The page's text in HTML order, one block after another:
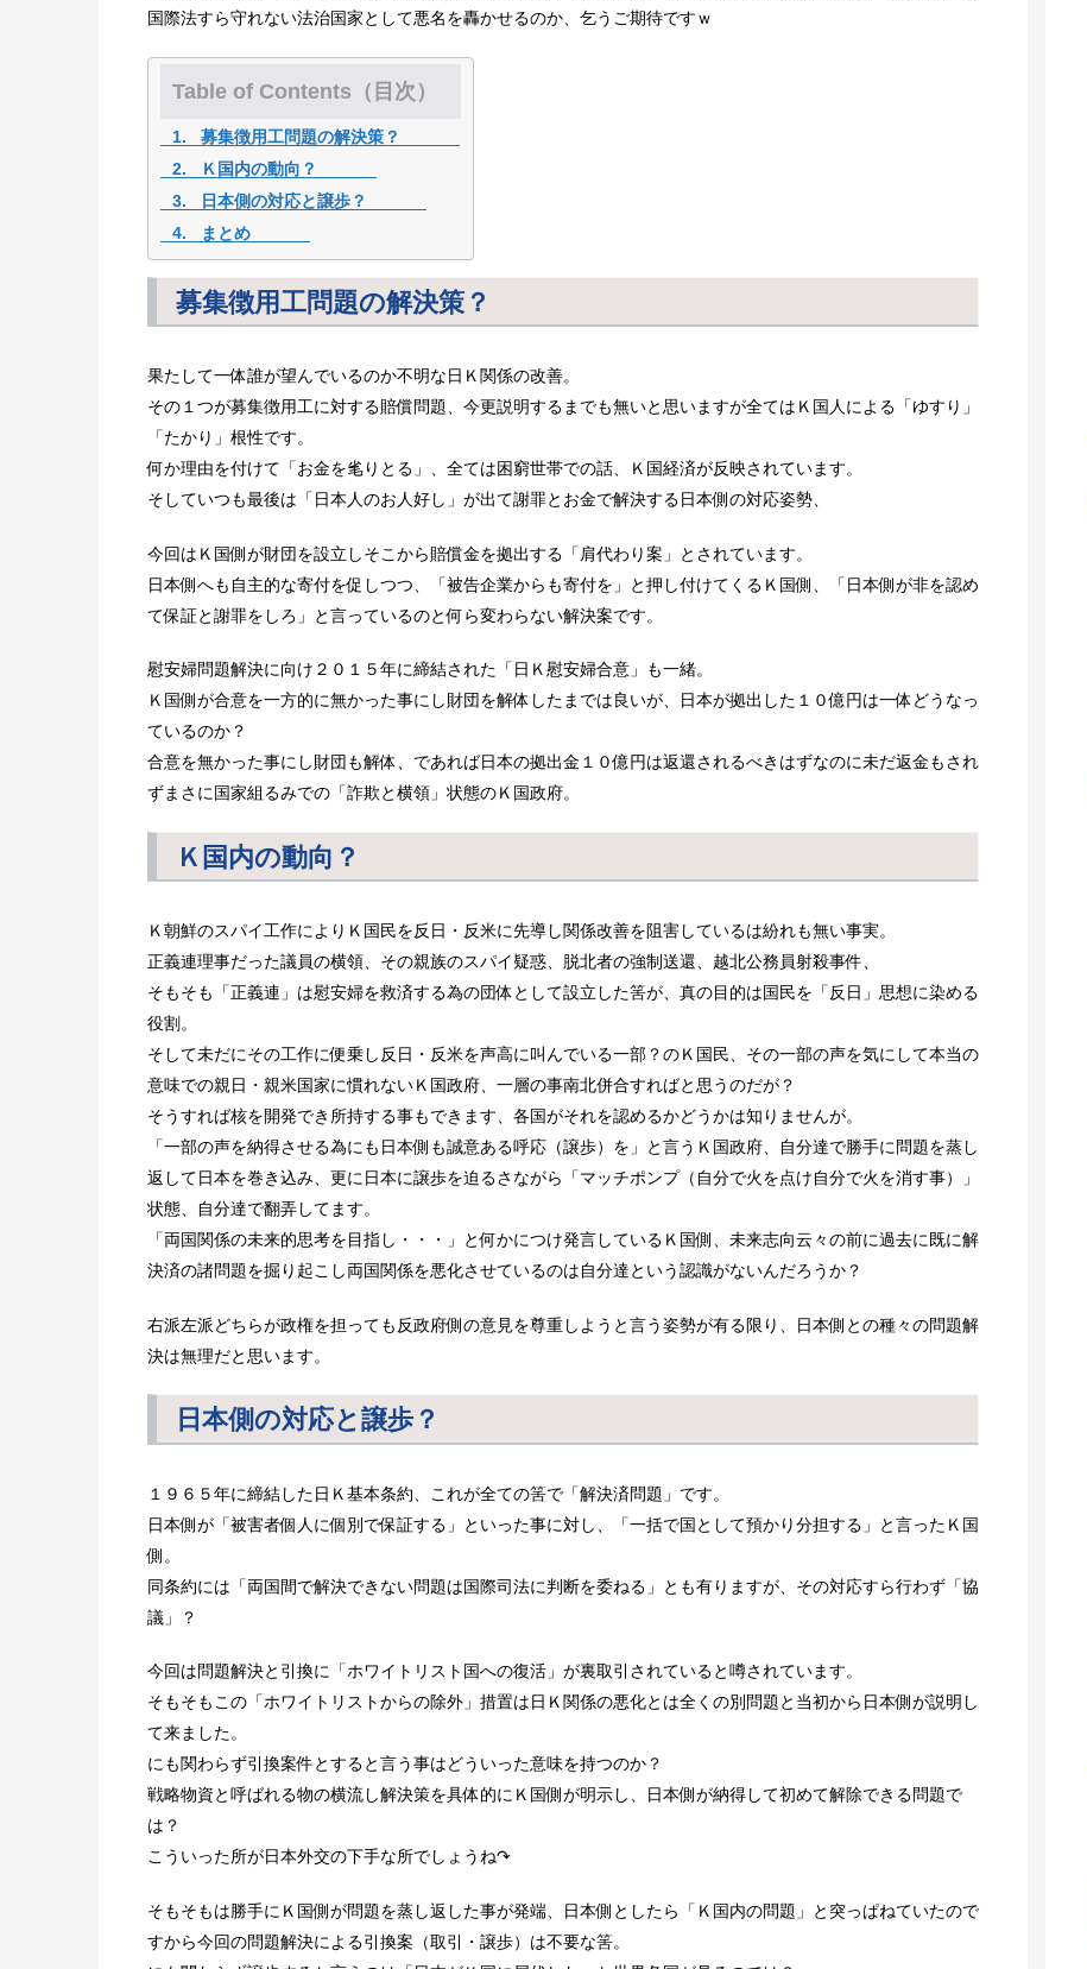
国際法すら守れない法治国家として悪名を轟かせるのか、乞うご期待ですｗ
Table of Contents（目次）
募集徴用工問題の解決策？
Ｋ国内の動向？
日本側の対応と譲歩？
まとめ
募集徴用工問題の解決策？
果たして一体誰が望んでいるのか不明な日Ｋ関係の改善。
その１つが募集徴用工に対する賠償問題、今更説明するまでも無いと思いますが全てはＫ国人による「ゆすり」
「たかり」根性です。
何か理由を付けて「お金を毟りとる」、全ては困窮世帯での話、Ｋ国経済が反映されています。
そしていつも最後は「日本人のお人好し」が出て謝罪とお金で解決する日本側の対応姿勢、
今回はＫ国側が財団を設立しそこから賠償金を拠出する「肩代わり案」とされています。
日本側へも自主的な寄付を促しつつ、「被告企業からも寄付を」と押し付けてくるＫ国側、「日本側が非を認め
て保証と謝罪をしろ」と言っているのと何ら変わらない解決案です。
慰安婦問題解決に向け２０１５年に締結された「日Ｋ慰安婦合意」も一緒。
Ｋ国側が合意を一方的に無かった事にし財団を解体したまでは良いが、日本が拠出した１０億円は一体どうなっ
ているのか？
合意を無かった事にし財団も解体、であれば日本の拠出金１０億円は返還されるべきはずなのに未だ返金もされ
ずまさに国家組るみでの「詐欺と横領」状態のＫ国政府。
Ｋ国内の動向？
Ｋ朝鮮のスパイ工作によりＫ国民を反日・反米に先導し関係改善を阻害しているは紛れも無い事実。
正義連理事だった議員の横領、その親族のスパイ疑惑、脱北者の強制送還、越北公務員射殺事件、
そもそも「正義連」は慰安婦を救済する為の団体として設立した筈が、真の目的は国民を「反日」思想に染める
役割。
そして未だにその工作に便乗し反日・反米を声高に叫んでいる一部？のＫ国民、その一部の声を気にして本当の
意味での親日・親米国家に慣れないＫ国政府、一層の事南北併合すればと思うのだが？
そうすれば核を開発でき所持する事もできます、各国がそれを認めるかどうかは知りませんが。
「一部の声を納得させる為にも日本側も誠意ある呼応（譲歩）を」と言うＫ国政府、自分達で勝手に問題を蒸し
返して日本を巻き込み、更に日本に譲歩を迫るさながら「マッチポンプ（自分で火を点け自分で火を消す事）」
状態、自分達で翻弄してます。
「両国関係の未来的思考を目指し・・・」と何かにつけ発言しているＫ国側、未来志向云々の前に過去に既に解
決済の諸問題を掘り起こし両国関係を悪化させているのは自分達という認識がないんだろうか？
右派左派どちらが政権を担っても反政府側の意見を尊重しようと言う姿勢が有る限り、日本側との種々の問題解
決は無理だと思います。
日本側の対応と譲歩？
１９６５年に締結した日Ｋ基本条約、これが全ての筈で「解決済問題」です。
日本側が「被害者個人に個別で保証する」といった事に対し、「一括で国として預かり分担する」と言ったＫ国
側。
同条約には「両国間で解決できない問題は国際司法に判断を委ねる」とも有りますが、その対応すら行わず「協
議」？
今回は問題解決と引換に「ホワイトリスト国への復活」が裏取引されていると噂されています。
そもそもこの「ホワイトリストからの除外」措置は日Ｋ関係の悪化とは全くの別問題と当初から日本側が説明し
て来ました。
にも関わらず引換案件とすると言う事はどういった意味を持つのか？
戦略物資と呼ばれる物の横流し解決策を具体的にＫ国側が明示し、日本側が納得して初めて解除できる問題で
は？
こういった所が日本外交の下手な所でしょうね↷
そもそもは勝手にＫ国側が問題を蒸し返した事が発端、日本側としたら「Ｋ国内の問題」と突っぱねていたので
すから今回の問題解決による引換案（取引・譲歩）は不要な筈。